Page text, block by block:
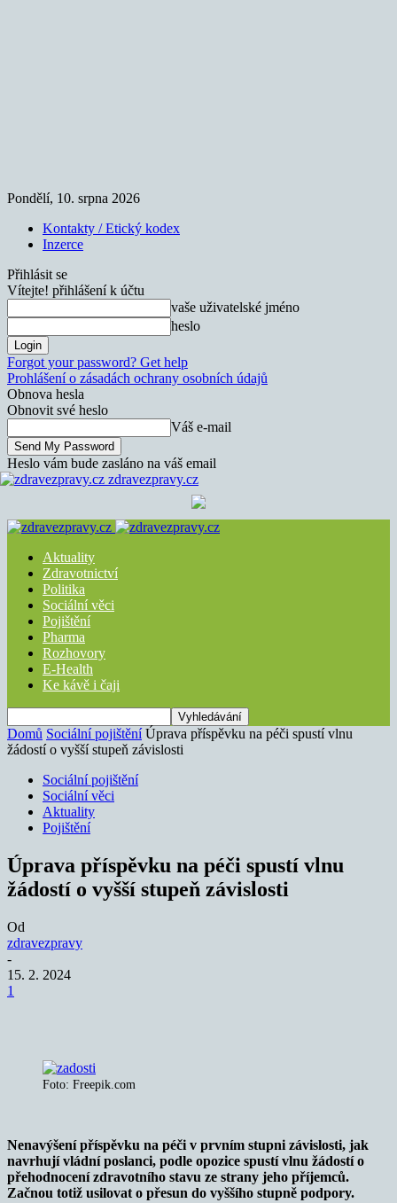
Pondělí, 10. srpna 2026
Kontakty / Etický kodex
Inzerce
Přihlásit se
Vítejte! přihlášení k účtu
vaše uživatelské jméno
heslo
Forgot your password? Get help
Prohlášení o zásadách ochrany osobních údajů
Obnova hesla
Obnovit své heslo
Váš e-mail
Heslo vám bude zasláno na váš email
zdravezpravy.cz
Aktuality
Zdravotnictví
Politika
Sociální věci
Pojištění
Pharma
Rozhovory
E-Health
Ke kávě i čaji
Domů Sociální pojištění Úprava příspěvku na péči spustí vlnu
žádostí o vyšší stupeň závislosti
Sociální pojištění
Sociální věci
Aktuality
Pojištění
Úprava příspěvku na péči spustí vlnu
žádostí o vyšší stupeň závislosti
Od
zdravezpravy
-
15. 2. 2024
1
Foto: Freepik.com
Nenavýšení příspěvku na péči v prvním stupni závislosti, jak
navrhují vládní poslanci, podle opozice spustí vlnu žádostí o
přehodnocení zdravotního stavu ze strany jeho příjemců.
Začnou totiž usilovat o přesun do vyššího stupně podpory.